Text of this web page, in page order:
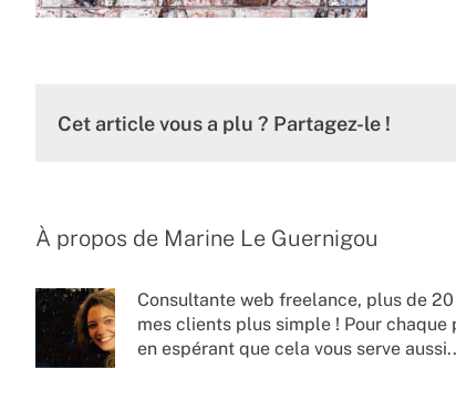
Cet article vous a plu ? Partagez-le !
À propos de Marine Le Guernigou
Consultante web freelance, plus de
mes clients plus simple ! Pour
en espérant que cela vous serve